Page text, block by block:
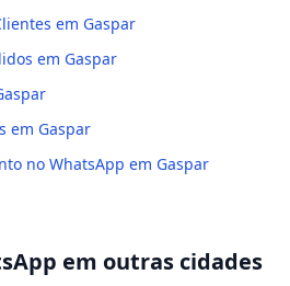
em Gaspar
em Gaspar
em Gaspar
no WhatsApp em Gaspar
em outras cidades